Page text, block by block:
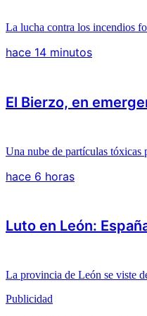
La lucha contra los incendios
hace 14 minutos
El Bierzo, en
Una nube de partículas tóxicas
hace 6 horas
Luto en León:
La provincia de León se viste
Publicidad